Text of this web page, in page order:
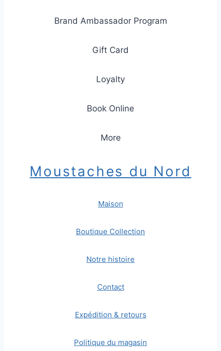
Brand Ambassador Program
Gift Card
Loyalty
Book Online
More
Moustaches du Nord
Maison
Boutique Collection
Notre histoire
Contact
Expédition & retours
Politique du magasin